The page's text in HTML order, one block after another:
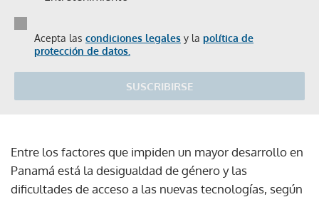
Acepta las condiciones legales y la política de
protección de datos.
SUSCRIBIRSE
Entre los factores que impiden un mayor desarrollo en
Panamá está la desigualdad de género y las
dificultades de acceso a las nuevas tecnologías, según